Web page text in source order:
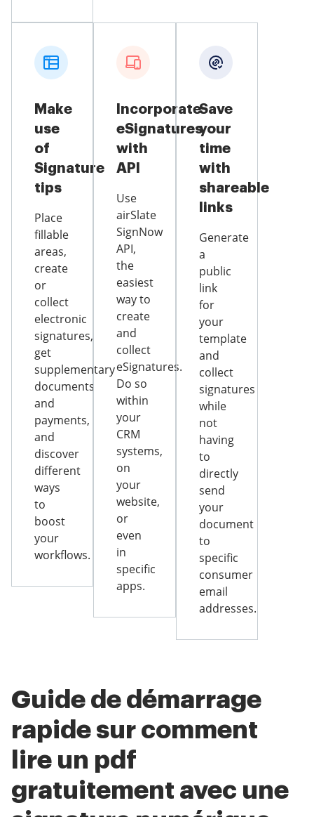
Make
use
of
Signature
tips
Place
fillable
areas,
create
or
collect
electronic
signatures,
get
supplementary
documents
and
payments,
and
discover
different
ways
to
boost
your
workflows.
Incorporate
eSignatures
with
API
Use
airSlate
SignNow
API,
the
easiest
way to
create
and
collect
eSignatures.
Do so
within
your
CRM
systems,
on
your
website,
or
even
in
specific
apps.
Save
your
time
with
shareable
links
Generate
a
public
link
for
your
template
and
collect
signatures
while
not
having
to
directly
send
your
document
to
specific
consumer
email
addresses.
Guide de démarrage
rapide sur comment
lire un pdf
gratuitement avec une